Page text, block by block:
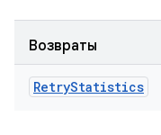
Возвраты
RetryStatistics